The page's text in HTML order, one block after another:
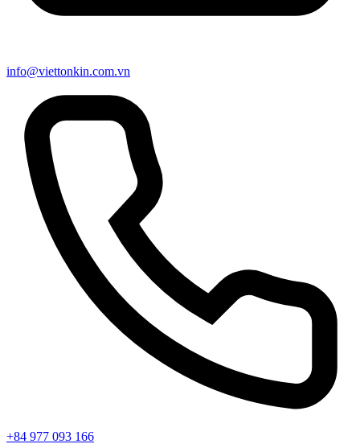
info@viettonkin.com.vn
+84 977 093 166